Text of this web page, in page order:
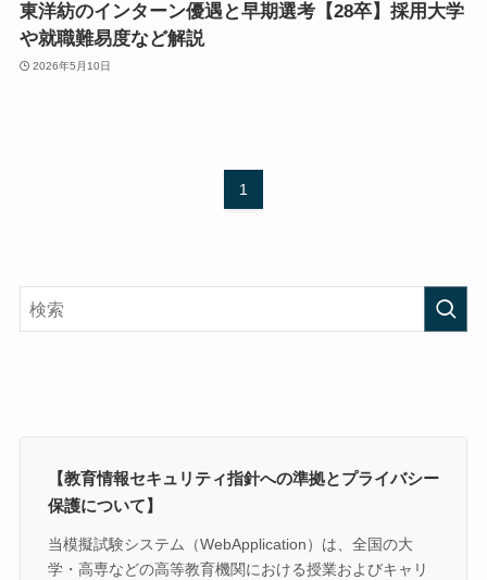
東洋紡のインターン優遇と早期選考【28卒】採用大学
や就職難易度など解説
2026年5月10日
1
【教育情報セキュリティ指針への準拠とプライバシー
保護について】
当模擬試験システム（WebApplication）は、全国の大
学・高専などの高等教育機関における授業およびキャリ